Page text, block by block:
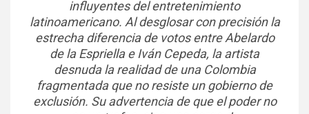
influyentes del entretenimiento
latinoamericano. Al desglosar con precisión la
estrecha diferencia de votos entre Abelardo
de la Espriella e Iván Cepeda, la artista
desnuda la realidad de una Colombia
fragmentada que no resiste un gobierno de
exclusión. Su advertencia de que el poder no